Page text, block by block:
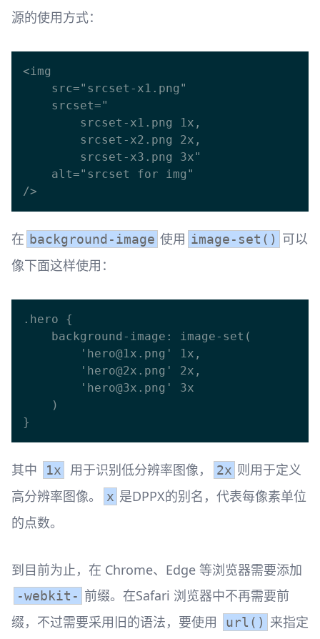
源的使用方式：
<img
在 background-image 使用 image-set() 可以
像下面这样使用：
.hero {
其中 1x 用于识别低分辨率图像， 2x 则用于定义
高分辨率图像。
x 是DPPX的别名，代表每像素单位
的点数。
到目前为止，在 Chrome、Edge 等浏览器需要添加
-webkit- 前缀。在Safari 浏览器中不再需要前
缀，不过需要采用旧的语法，要使用
url() 来指定